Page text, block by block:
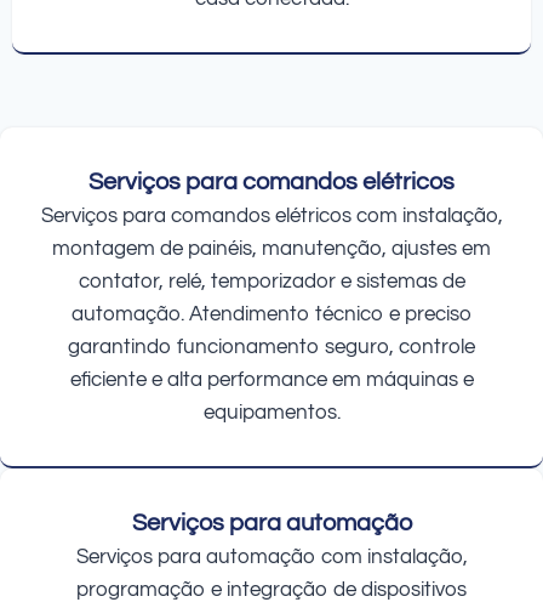
Serviços para comandos elétricos
Serviços para comandos elétricos com instalação,
montagem de painéis, manutenção, ajustes em
contator, relé, temporizador e sistemas de
automação. Atendimento técnico e preciso
garantindo funcionamento seguro, controle
eficiente e alta performance em máquinas e
equipamentos.
Serviços para automação
Serviços para automação com instalação,
programação e integração de dispositivos